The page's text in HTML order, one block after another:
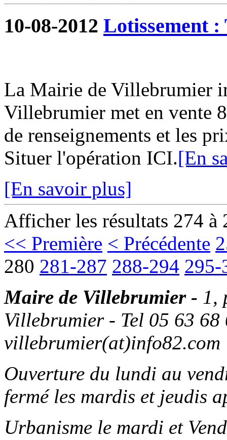
10-08-2012 Lotissement
La Mairie de Villebrumier
Villebrumier met en vente
de renseignements et les
Situer l'opération ICI.[En
[En savoir plus]
Afficher les résultats 274 à
<< Première < Précédente
280 281-287 288-294 295-
Maire de Villebrumier - 1,
Villebrumier - Tel 05 63
villebrumier(at)info82.com
Ouverture du lundi au
fermé les mardis et jeudis
Urbanisme le mardi et